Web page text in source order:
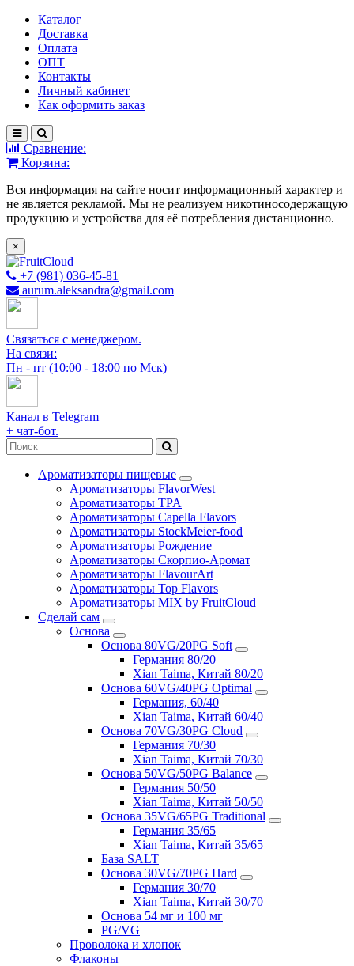
Каталог
Доставка
Оплата
ОПТ
Контакты
Личный кабинет
Как оформить заказ
Сравнение:
Корзина:
Вся информация на сайте носит информационный характер и
не является рекламой. Мы не реализуем никотиносодержащую
продукцию и устройства для её потребления дистанционно.
×
+7 (981) 036-45-81
aurum.aleksandra@gmail.com
Связаться с менеджером.
На связи:
Пн - пт (10:00 - 18:00 по Мск)
Канал в Telegram
+ чат-бот.
Ароматизаторы пищевые
Ароматизаторы FlavorWest
Ароматизаторы TPA
Ароматизаторы Capella Flavors
Ароматизаторы StockMeier-food
Ароматизаторы Рождение
Ароматизаторы Скорпио-Аромат
Ароматизаторы FlavourArt
Ароматизаторы Top Flavors
Ароматизаторы MIX by FruitCloud
Сделай сам
Основа
Основа 80VG/20PG Soft
Германия 80/20
Xian Taima, Китай 80/20
Основа 60VG/40PG Optimal
Германия, 60/40
Xian Taima, Китай 60/40
Основа 70VG/30PG Cloud
Германия 70/30
Xian Taima, Китай 70/30
Основа 50VG/50PG Balance
Германия 50/50
Xian Taima, Китай 50/50
Основа 35VG/65PG Traditional
Германия 35/65
Xian Taima, Китай 35/65
База SALT
Основа 30VG/70PG Hard
Германия 30/70
Xian Taima, Китай 30/70
Основа 54 мг и 100 мг
PG/VG
Проволока и хлопок
Флаконы